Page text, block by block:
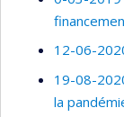
12-06-
19-08-
la